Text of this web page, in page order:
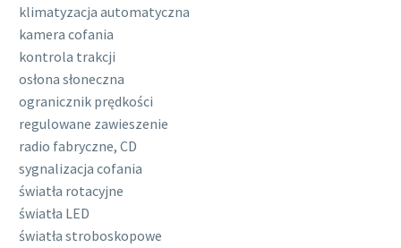
klimatyzacja automatyczna
kamera cofania
kontrola trakcji
osłona słoneczna
ogranicznik prędkości
regulowane zawieszenie
radio fabryczne, CD
sygnalizacja cofania
światła rotacyjne
światła LED
światła stroboskopowe